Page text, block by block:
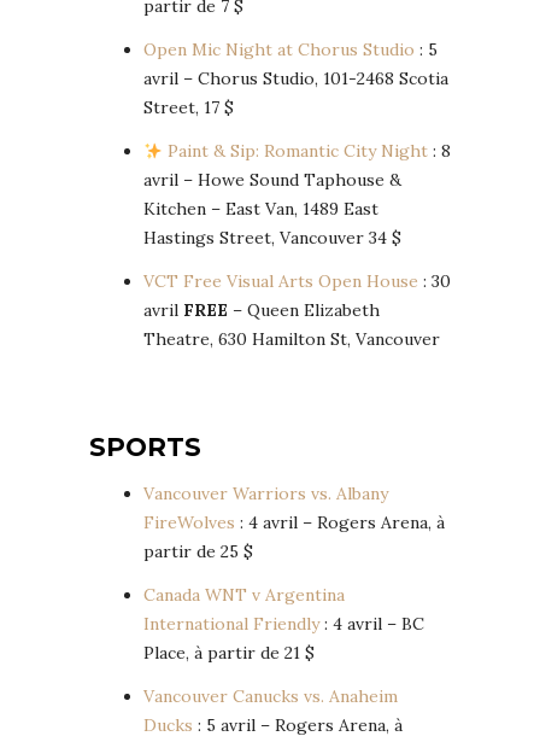
partir de 7 $
Open Mic Night at Chorus Studio : 5
avril – Chorus Studio, 101-2468 Scotia
Street, 17 $
Paint & Sip: Romantic City Night: 8
avril – Howe Sound Taphouse &
Kitchen – East Van, 1489 East
Hastings Street, Vancouver 34 $
VCT Free Visual Arts Open House : 30
avril FREE – Queen Elizabeth
Theatre, 630 Hamilton St, Vancouver
SPORTS
Vancouver Warriors vs. Albany
FireWolves : 4 avril – Rogers Arena, à
partir de 25 $
Canada WNT v Argentina
International Friendly: 4 avril – BC
Place, à partir de 21 $
Vancouver Canucks vs. Anaheim
Ducks : 5 avril – Rogers Arena, à